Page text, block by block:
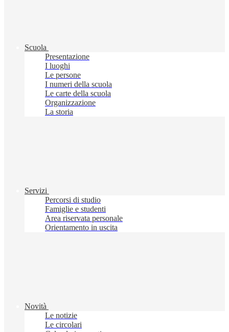
Scuola
Presentazione
I luoghi
Le persone
I numeri della scuola
Le carte della scuola
Organizzazione
La storia
Servizi
Percorsi di studio
Famiglie e studenti
Area riservata personale
Orientamento in uscita
Novità
Le notizie
Le circolari